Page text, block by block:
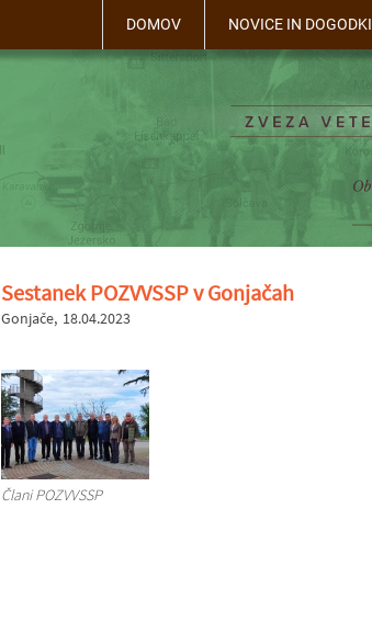
DOMOV NOVICE IN DOGODKI
Sestanek POZVVSSP v Gonjačah
Gonjače 18.04.2023
Člani POZVVSSP